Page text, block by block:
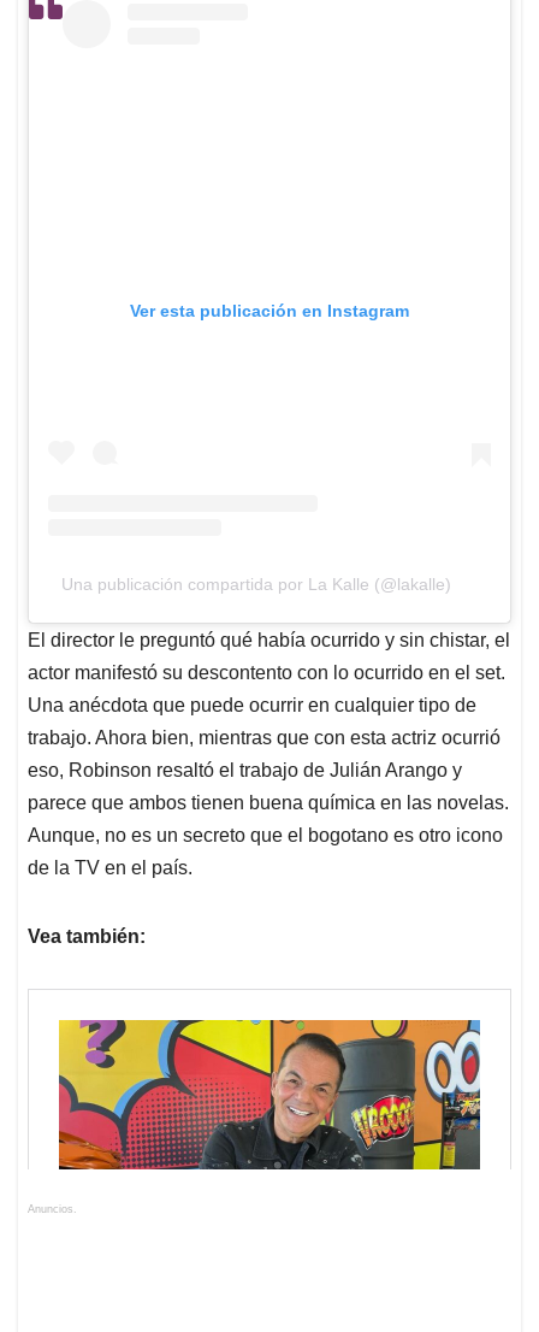
Ver esta publicación en Instagram
Una publicación compartida por La Kalle (@lakalle)
El director le preguntó qué había ocurrido y sin chistar, el
actor manifestó su descontento con lo ocurrido en el set.
Una anécdota que puede ocurrir en cualquier tipo de
trabajo. Ahora bien, mientras que con esta actriz ocurrió
eso, Robinson resaltó el trabajo de Julián Arango y
parece que ambos tienen buena química en las novelas.
Aunque, no es un secreto que el bogotano es otro icono
de la TV en el país.
Vea también:
Anuncios.